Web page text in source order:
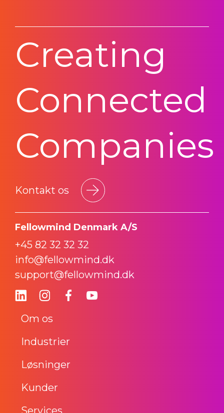
Creating
Connected
Companies
Kontakt os
Fellowmind Denmark A/S
+45 82 32 32 32
info@fellowmind.dk
support@fellowmind.dk
Om os
Industrier
Løsninger
Kunder
Services